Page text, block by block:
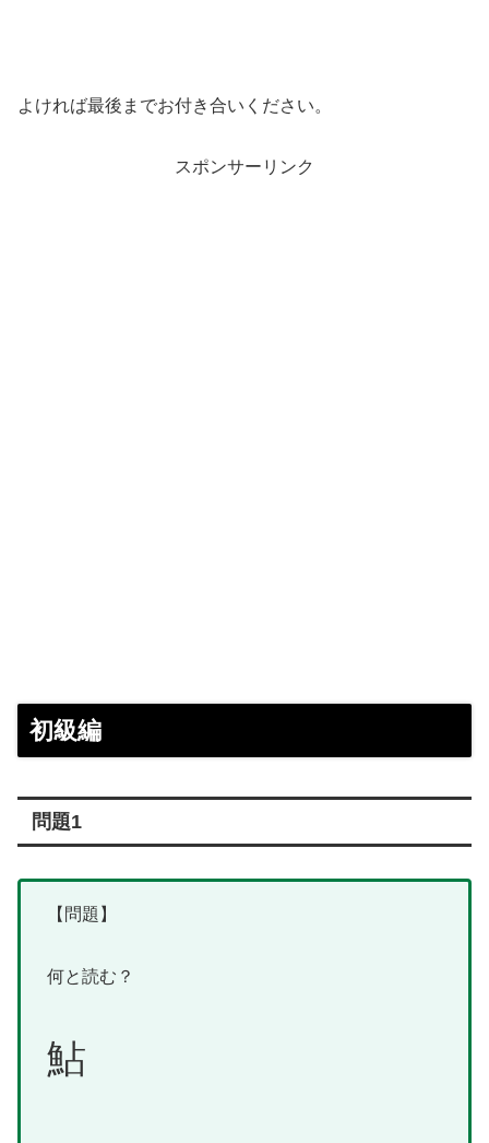
よければ最後までお付き合いください。
スポンサーリンク
初級編
問題1
【問題】
何と読む？
鮎